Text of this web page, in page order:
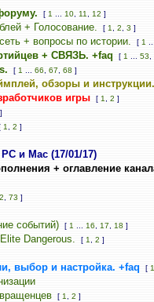
[ 1 10 11 12 ]
+ Голосование. [ 1 2 3 ]
+ вопросы по истории. [ 1
+ СВЯЗЬ. +faq [ 1 53
[ 1 66 67 68 ]
обзоры и инструкции.
игры
[ 1 2 ]
]
1 2 ]
и Mac (17/01/17)
+ оглавление
73 ]
событий) [ 1 16 17 18 ]
Dangerous. [ 1 2 ]
выбор и настройка. +faq
[ 1
[ 1 2 ]